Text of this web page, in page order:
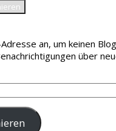
an, um keinen
über